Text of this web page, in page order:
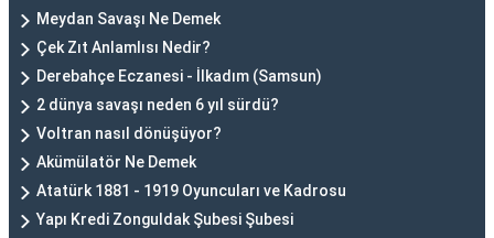
Meydan Savaşı Ne Demek
Çek Zıt Anlamlısı Nedir?
Derebahçe Eczanesi - İlkadım (Samsun)
2 dünya savaşı neden 6 yıl sürdü?
Voltran nasıl dönüşüyor?
Akümülatör Ne Demek
Atatürk 1881 - 1919 Oyuncuları ve Kadrosu
Yapı Kredi Zonguldak Şubesi Şubesi